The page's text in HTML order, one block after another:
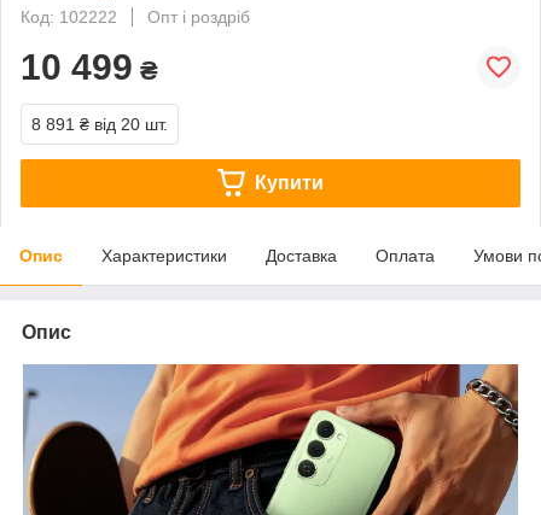
Код: 102222
Опт і роздріб
10 499 ₴
8 891 ₴ від 20 шт.
Купити
Опис Характеристики Доставка Оплата Умови
Опис